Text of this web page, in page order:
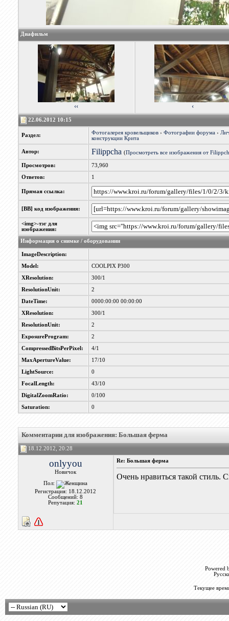
Диафильм
‹‹ ‹
22.06.2012 10:15
Раздел: Фотогалерея кровельщиков› Фотографии форума›
конструкции Крита
Автор: Filippcha (Просмотреть все изображения от
Просмотров: 73,960
Ответов: 1
Прямая ссылка:
[BB] код изображения:
<img>-тэг для
изображения:
Информация о снимке / оборудовании
ImageDescription:
Model: COOLPIX P300
XResolution: 300/1
ResolutionUnit: 2
DateTime: 0000:00:00 00:00:00
XResolution: 300/1
ResolutionUnit: 2
ExposureProgram: 2
CompressedBitsPerPixel: 4/1
MaxApertureValue: 17/10
LightSource: 0
FocalLength: 43/10
DigitalZoomRatio: 0/100
Saturation: 0
Комментарии для изображения: Большая ферма
18.12.2012, 20:28
onlyyou
Новичок
Пол:
Регистрация: 18.12.2012
Сообщений: 8
Репутация:21
Re: Большая ферма
Очень нравиться такой стиль.
Powered
Текущее